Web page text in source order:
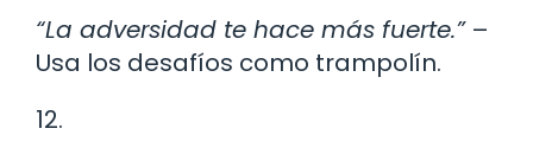
“La adversidad te hace más fuerte.”–
Usa los desafíos como trampolín.
12.